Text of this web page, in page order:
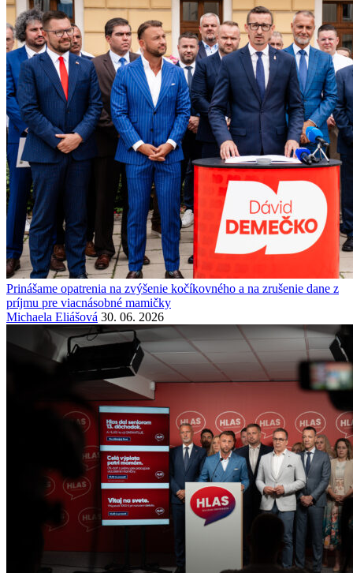
Prinášame opatrenia na zvýšenie kočíkovného a na zrušenie dane z
príjmu pre viacnásobné mamičky
Michaela Eliášová 30. 06. 2026